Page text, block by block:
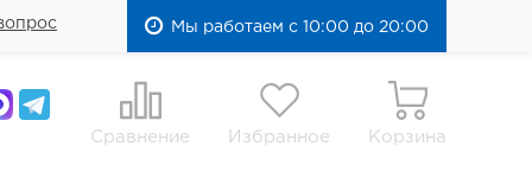
Мы работаем с 10:00 до 20:00
Сравнение Избранное Корзина